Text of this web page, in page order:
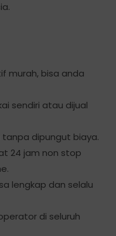
murah, bisa anda
sendiri atau dijual
dipungut biaya.
24 jam non stop
lengkap dan selalu
di seluruh